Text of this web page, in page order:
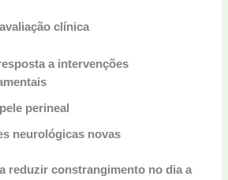
clínica
a intervenções
perineal
neurológicas novas
reduzir constrangimento no dia a